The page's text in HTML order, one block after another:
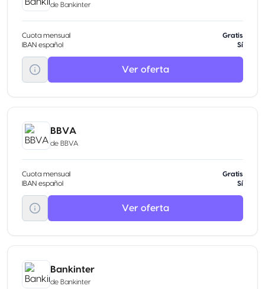
de Bankinter
Cuota mensual
Gratis
IBAN español
Sí
Ver oferta
BBVA
de BBVA
Cuota mensual
Gratis
IBAN español
Sí
Ver oferta
Bankinter
de Bankinter